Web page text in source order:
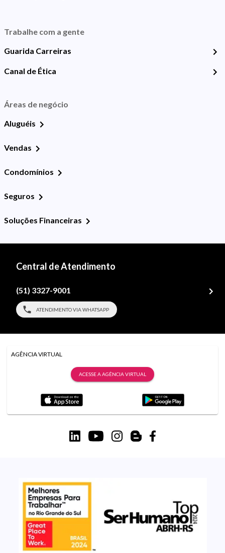
Trabalhe com a gente
Guarida Carreiras
Canal de Ética
Áreas de negócio
Aluguéis
Vendas
Condomínios
Seguros
Soluções Financeiras
Central de Atendimento
(51) 3327-9001
ATENDIMENTO VIA WHATSAPP
AGÊNCIA VIRTUAL
ACESSE A AGÊNCIA VIRTUAL